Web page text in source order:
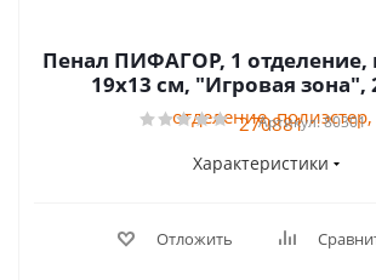
Пенал ПИФАГОР, 1 отделение,
19х13 см, "Игровая зона",
Артикул: 80301
Характеристики
Отложить